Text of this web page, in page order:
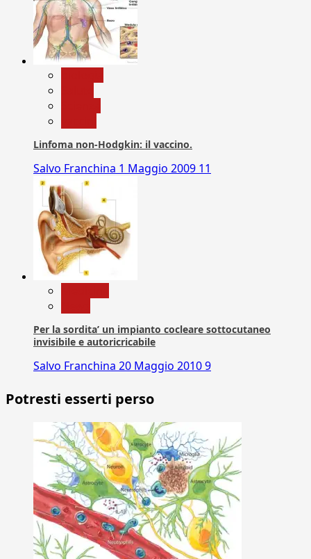
Linfoma non-Hodgkin: il vaccino.
Salvo Franchina 1 Maggio 2009 11
Per la sordita’ un impianto cocleare sottocutaneo
invisibile e autoricricabile
Salvo Franchina 20 Maggio 20109
Potresti esserti perso